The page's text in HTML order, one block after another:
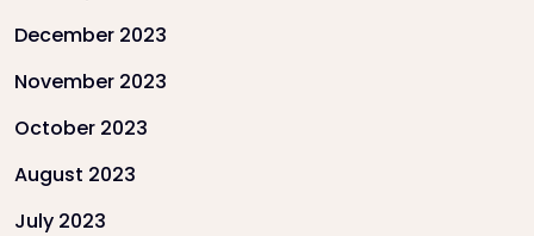
December 2023
November 2023
October 2023
August 2023
July 2023